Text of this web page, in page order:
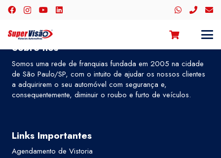
Sobre nós
Somos uma rede de franquias fundada em 2005 na cidade
de São Paulo/SP, com o intuito de ajudar os nossos clientes
a adquirirem o seu automóvel com segurança e,
consequentemente, diminuir o roubo e furto de veículos.
Links Importantes
Agendamento de Vistoria